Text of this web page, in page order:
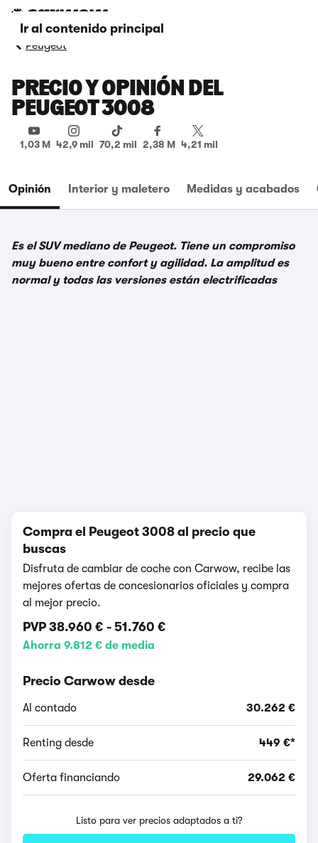
Ir al contenido principal
Peugeot
PRECIO Y OPINIÓN DEL
PEUGEOT 3008
1,03 M 42,9 mil 70,2 mil 2,38 M 4,21 mil
Opinión Interior y maletero Medidas y acabados
Es el SUV mediano de Peugeot. Tiene un compromiso
muy bueno entre confort y agilidad. La amplitud es
normal y todas las versiones están electrificadas
Compra el Peugeot 3008 al precio que
buscas
Disfruta de cambiar de coche con Carwow, recibe las
mejores ofertas de concesionarios oficiales y compra
al mejor precio.
PVP 38.960 € - 51.760 €
Ahorra 9.812 € de media
Precio Carwow desde
Al contado 30.262 €
Renting desde 449 €*
Oferta financiando 29.062 €
Listo para ver precios adaptados a ti?